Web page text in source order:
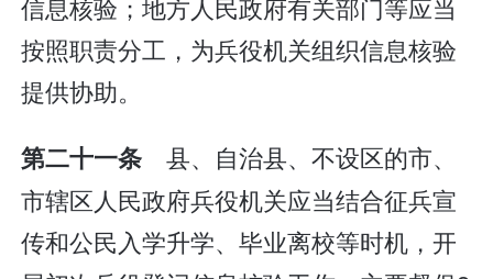
信息核验；地方人民政府有关部门等应当
按照职责分工，为兵役机关组织信息核验
提供协助。
第二十一条 县、自治县、不设区的市、
市辖区人民政府兵役机关应当结合征兵宣
传和公民入学升学、毕业离校等时机，开